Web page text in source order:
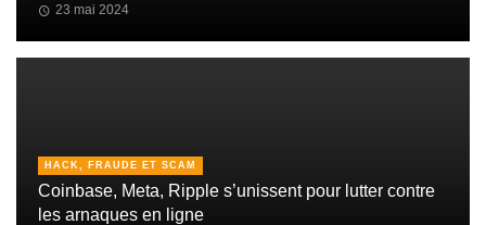
23 mai 2024
HACK, FRAUDE ET SCAM
Coinbase, Meta, Ripple s’unissent pour lutter contre
les arnaques en ligne